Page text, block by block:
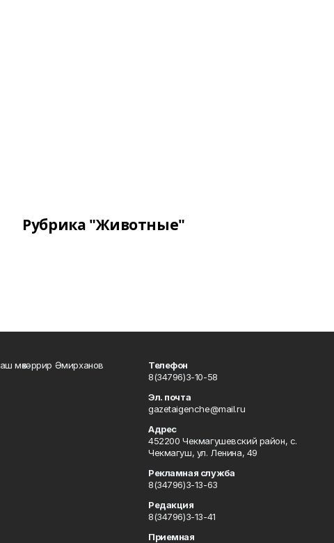
Рубрика "Животные"
мөхәррир Әмирханов
Телефон
8(34796)3-10-58
Эл. почта
gazetaigenche@mail.ru
Адрес
452200 Чекмагушевский район, с.
Чекмагуш, ул. Ленина, 49
Рекламная служба
8(34796)3-13-63
Редакция
8(34796)3-13-41
Приемная